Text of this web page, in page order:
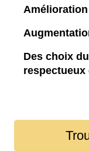
Des choix
respectueux